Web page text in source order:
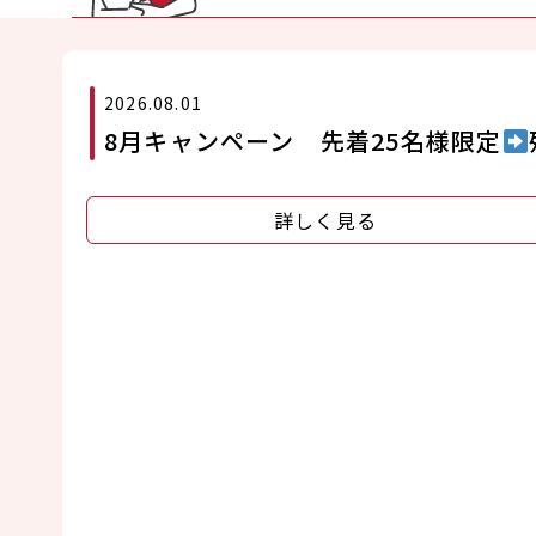
2026.08.01
8月キャンペーン 先着25名様限定
詳しく見る